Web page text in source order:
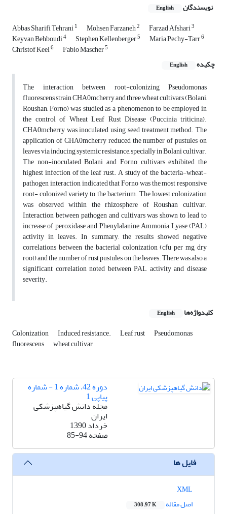
نویسندگان English
Abbas Sharifi Tehrani1 Mohsen Farzaneh2 Farzad Afshari3
Keyvan Behboudi4 Stephen Kellenberger5 Maria Pechy-Tarr6
Christof Keel6 Fabio Mascher5
چکیده English
The interaction between root-colonizing Pseudomonas
fluorescens strain CHA0mcherry and three wheat cultivars (Bolani,
Roushan, Forno) was studied as a phenomenon to be employed in
the control of Wheat Leaf Rust Disease (Puccinia triticina).
CHA0mcherry was inoculated using seed treatment method. The
application of CHA0mcherry reduced the number of pustules on
leaves via inducing systemic resistance, specially in Bolani cultivar.
The non-inoculated Bolani and Forno cultivars exhibited the
highest infection of the leaf rust. A study of the bacteria-wheat-
pathogen interaction indicated that Forno was the most responsive
root- colonized variety to the bacterium. The lowest colonization
was observed within the rhizosphere of Roushan cultivar.
Interaction between pathogen and cultivars was shown to lead to
increase of peroxidase and Phenylalanine Ammonia Lyase (PAL)
activity in leaves. In summary, the results showed negative
correlations between the bacterial colonization (cfu per mg dry
root) and the number of rust pustules on the leaves. There was also a
significant correlation noted between PAL activity and disease
severity.
کلیدواژه‌ها English
Colonization Induced resistance. Leaf rust Pseudomonas
fluorescens wheat cultivar
دوره 42، شماره 1 - شماره
پیاپی 1
مجله دانش گیاهپزشکی
ایران
خرداد 1390
صفحه85-94
فایل ها
اصل مقاله
308.97 K